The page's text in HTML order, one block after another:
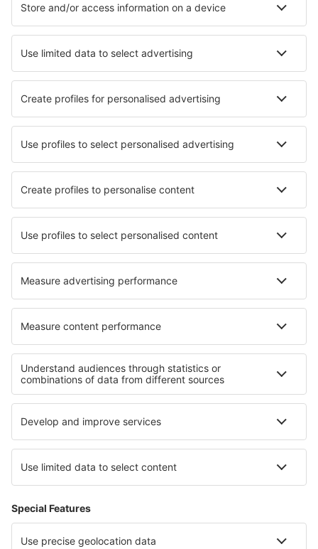
Parkplätze
Transfers
Sehenswürdigkeiten
Sportveranstaltungen
Mehr Infos
Mobile app
Fluggesellschaften
Ryanair
Austrian Airliens
WizzAir
Lufthansa
Turkish Airlines
Über eSky
AGB
Meine Reservierung
Datenschutz
Hilfe und Kontakt
Privatsphäre
Länder